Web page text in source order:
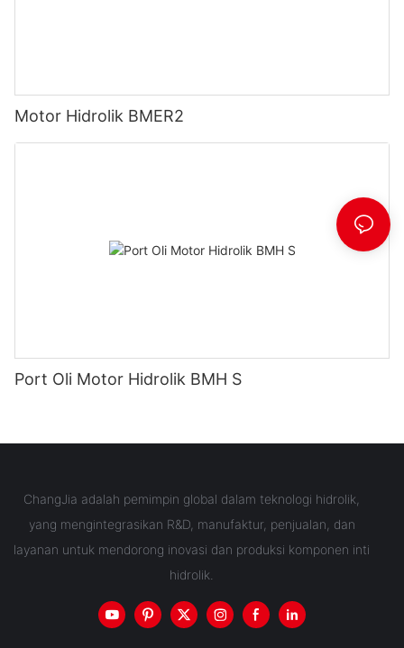
Motor Hidrolik BMER2
Port Oli Motor Hidrolik BMH S
ChangJia adalah pemimpin global dalam teknologi hidrolik,
yang mengintegrasikan R&D, manufaktur, penjualan, dan
layanan untuk mendorong inovasi dan produksi komponen inti
hidrolik.